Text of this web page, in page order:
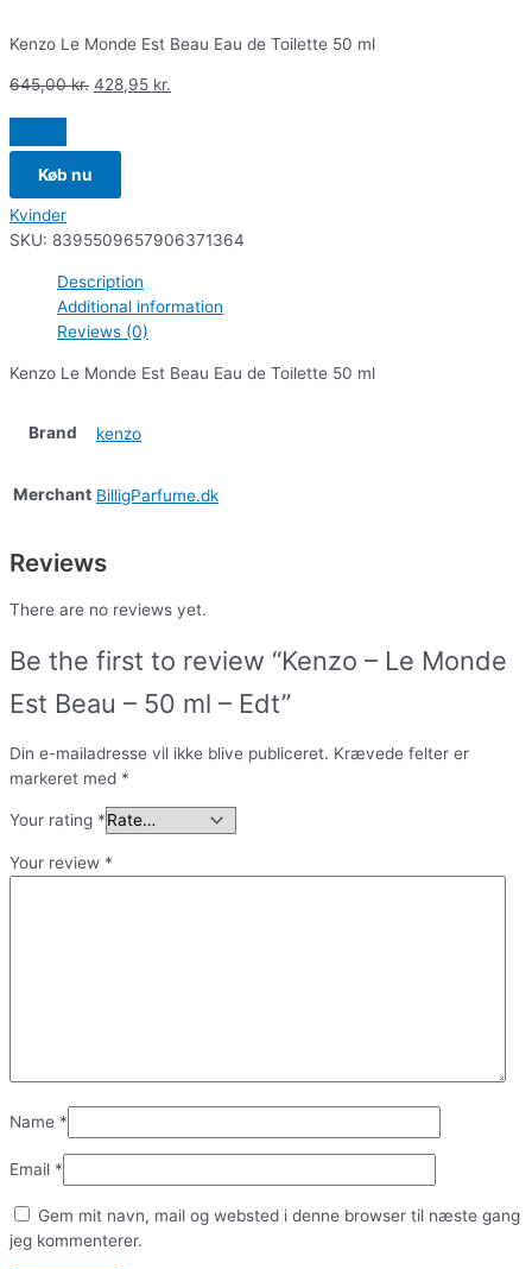
Kenzo Le Monde Est Beau Eau de Toilette 50 ml
645,00kr. 428,95 kr.
Køb nu
Kvinder
SKU: 8395509657906371364
Description
Additional information
Reviews (0)
Kenzo Le Monde Est Beau Eau de Toilette 50 ml
Brand kenzo
Merchant BilligParfume.dk
Reviews
There are no reviews yet.
Be the first to review “Kenzo – Le Monde
Est Beau – 50 ml – Edt”
Din e-mailadresse vil ikke blive publiceret. Krævede felter er
markeret med *
Your rating *
Your review *
Name *
Email *
Gem mit navn, mail og websted i denne browser til næste gang
jeg kommenterer.